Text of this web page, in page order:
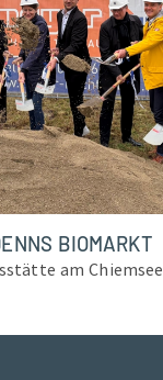
BIOMARKT
am Chiemsee